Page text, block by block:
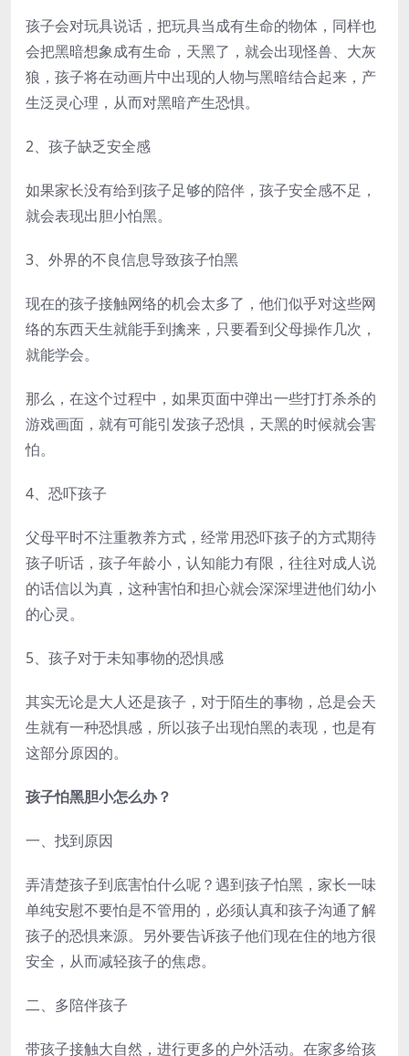
孩子会对玩具说话，把玩具当成有生命的物体，同样也
会把黑暗想象成有生命，天黑了，就会出现怪兽、大灰
狼，孩子将在动画片中出现的人物与黑暗结合起来，产
生泛灵心理，从而对黑暗产生恐惧。
2、孩子缺乏安全感
如果家长没有给到孩子足够的陪伴，孩子安全感不足，
就会表现出胆小怕黑。
3、外界的不良信息导致孩子怕黑
现在的孩子接触网络的机会太多了，他们似乎对这些网
络的东西天生就能手到擒来，只要看到父母操作几次，
就能学会。
那么，在这个过程中，如果页面中弹出一些打打杀杀的
游戏画面，就有可能引发孩子恐惧，天黑的时候就会害
怕。
4、恐吓孩子
父母平时不注重教养方式，经常用恐吓孩子的方式期待
孩子听话，孩子年龄小，认知能力有限，往往对成人说
的话信以为真，这种害怕和担心就会深深埋进他们幼小
的心灵。
5、孩子对于未知事物的恐惧感
其实无论是大人还是孩子，对于陌生的事物，总是会天
生就有一种恐惧感，所以孩子出现怕黑的表现，也是有
这部分原因的。
孩子怕黑胆小怎么办？
一、找到原因
弄清楚孩子到底害怕什么呢？遇到孩子怕黑，家长一味
单纯安慰不要怕是不管用的，必须认真和孩子沟通了解
孩子的恐惧来源。另外要告诉孩子他们现在住的地方很
安全，从而减轻孩子的焦虑。
二、多陪伴孩子
带孩子接触大自然，进行更多的户外活动。在家多给孩